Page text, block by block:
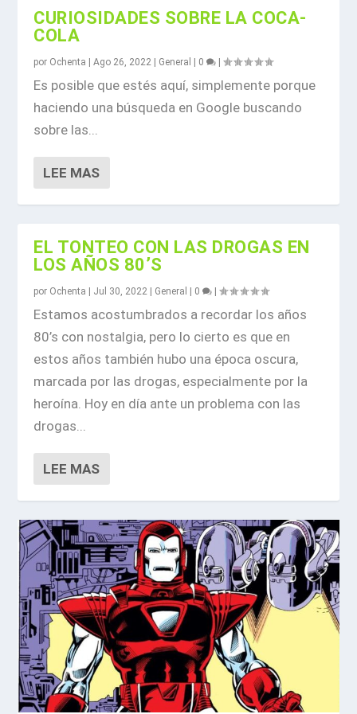
CURIOSIDADES SOBRE LA COCA-
COLA
por Ochenta |Ago 26, 2022 General 0 |
Es posible que estés aquí, simplemente porque
haciendo una búsqueda en Google buscando
sobre las...
LEE MAS
EL TONTEO CON LAS DROGAS EN
LOS AÑOS 80’S
por Ochenta Jul 30, 2022 General 0 |
Estamos acostumbrados a recordar los años
80’s con nostalgia, pero lo cierto es que en
estos años también hubo una época oscura,
marcada por las drogas, especialmente por la
heroína. Hoy en día ante un problema con las
drogas...
LEE MAS